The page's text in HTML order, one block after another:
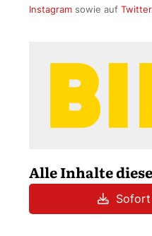
Instagram sowie auf Twitter
Alle Inhalte